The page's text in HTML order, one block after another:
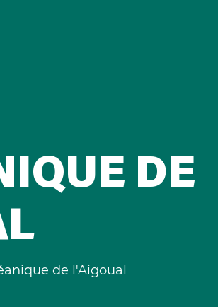
DE
de l'Aigoual